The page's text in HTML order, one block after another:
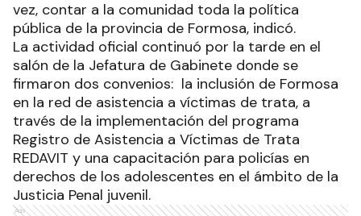
vez, contar a la comunidad toda la política
pública de la provincia de Formosa, indicó.
La actividad oficial continuó por la tarde en el
salón de la Jefatura de Gabinete donde se
firmaron dos convenios: la inclusión de Formosa
en la red de asistencia a víctimas de trata, a
través de la implementación del programa
Registro de Asistencia a Víctimas de Trata
REDAVIT y una capacitación para policías en
derechos de los adolescentes en el ámbito de la
Justicia Penal juvenil.
Ads